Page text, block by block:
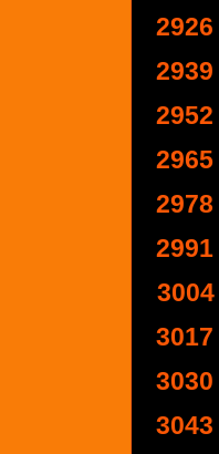
2926
2939
2952
2965
2978
2991
3004
3017
3030
3043